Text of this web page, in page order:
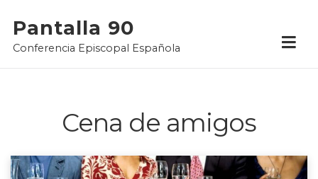
content
Pantalla 90
Conferencia Episcopal Española
Cena de amigos